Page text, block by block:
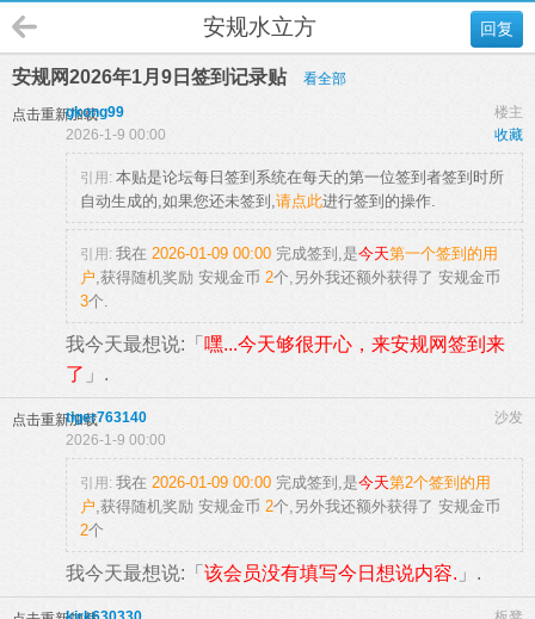
回复
安规水立方
安规网2026年1月9日签到记录贴 看全部
点击重新加载 楼主
gkong99
收藏
2026-1-9 00:00
引用: 本贴是论坛每日签到系统在每天的第一位签到者签到时所
自动生成的,如果您还未签到,请点此进行签到的操作.
引用: 我在 2026-01-09 00:00 完成签到,是今天第一个签到的用
户,获得随机奖励 安规金币 2个,另外我还额外获得了 安规金币
3个.
我今天最想说:「 嘿...今天够很开心，来安规网签到来
了 」.
点击重新加载 沙发
tiger763140
2026-1-9 00:00
引用: 我在 2026-01-09 00:00 完成签到,是今天第2个签到的用
户,获得随机奖励 安规金币 2个,另外我还额外获得了 安规金币
2个
我今天最想说:「 该会员没有填写今日想说内容. 」.